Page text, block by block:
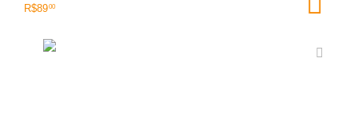
R$8900